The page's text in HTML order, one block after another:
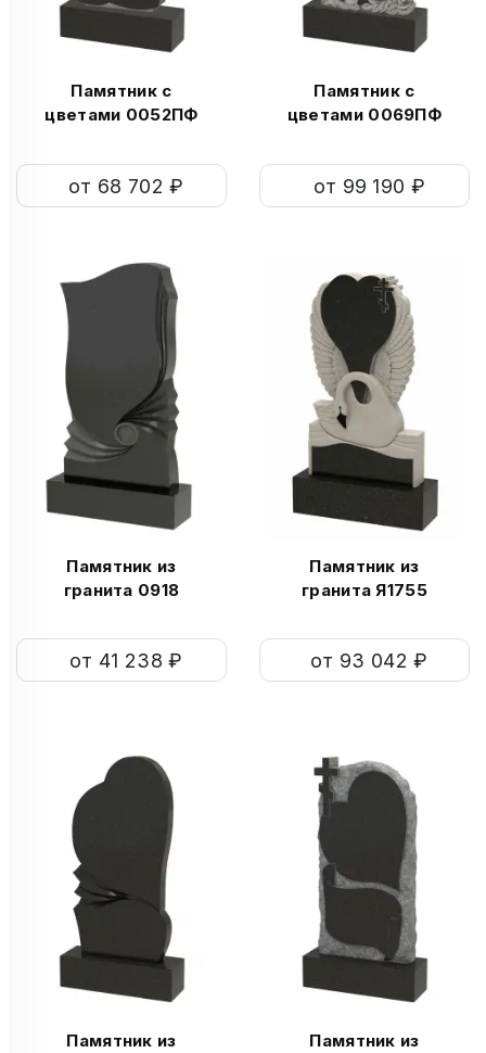
Памятник с
цветами 0052ПФ
от 68 702 ₽
Памятник с
цветами 0069ПФ
от 99 190 ₽
Памятник из
гранита 0918
от 41 238 ₽
Памятник из
гранита Я1755
от 93 042 ₽
Памятник из
Памятник из